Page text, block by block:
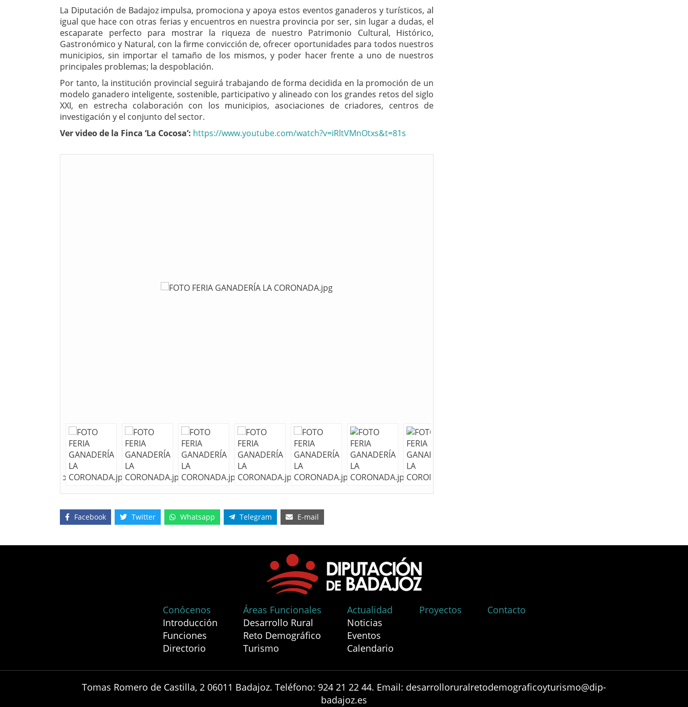
La Diputación de Badajoz impulsa, promociona y apoya estos eventos ganaderos y turísticos, al
igual que hace con otras ferias y encuentros en nuestra provincia por ser, sin lugar a dudas, el
escaparate perfecto para mostrar la riqueza de nuestro Patrimonio Cultural, Histórico,
Gastronómico y Natural, con la firme convicción de, ofrecer oportunidades para todos nuestros
municipios, sin importar el tamaño de los mismos, y poder hacer frente a uno de nuestros
principales problemas; la despoblación.
Por tanto, la institución provincial seguirá trabajando de forma decidida en la promoción de un
modelo ganadero inteligente, sostenible, participativo y alineado con los grandes retos del siglo
XXI, en estrecha colaboración con los municipios, asociaciones de criadores, centros de
investigación y el conjunto del sector.
Ver video de la Finca ‘La Cocosa’: https://www.youtube.com/watch?v=iRltVMnOtxs&t=81s
Facebook Twitter Whatsapp Telegram E-mail
Conócenos
Introducción
Funciones
Directorio
Áreas Funcionales
Desarrollo Rural
Reto Demográfico
Turismo
Actualidad
Noticias
Eventos
Calendario
Proyectos Contacto
Tomas Romero de Castilla, 2 06011 Badajoz. Teléfono: 924 21 22 44. Email: desarrolloruralretodemograficoyturismo@dip-
badajoz.es